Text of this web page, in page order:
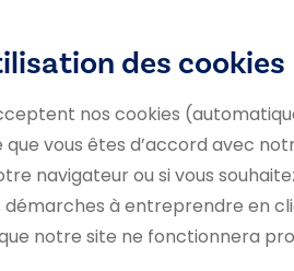
des cookies
nos cookies
vous êtes d’accord avec
navigateur ou si vous
à entreprendre en
notre site ne fonctionnera